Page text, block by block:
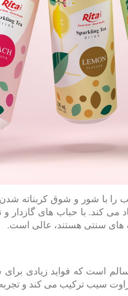
را با شور و شوق کربناته
کند. با حباب های گازدار
های سنتی هستند، عالی است.
است که فواید زیادی
سیب ترکیب می کند و